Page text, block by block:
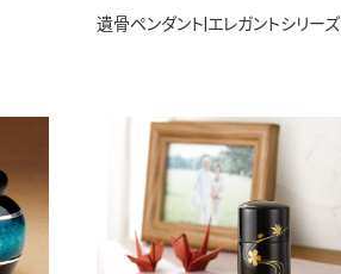
遺骨ペンダント|エレガントシリーズ